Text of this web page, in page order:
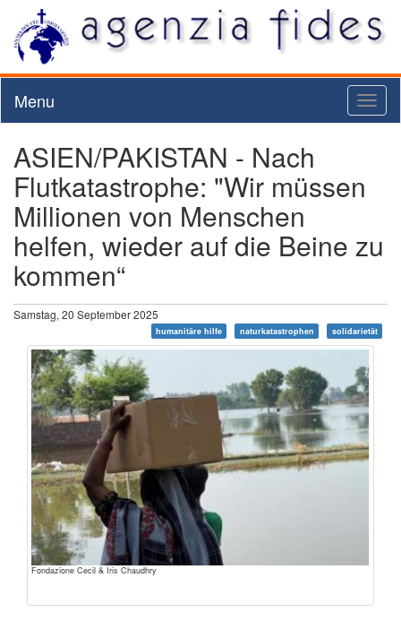
Menu
ASIEN/PAKISTAN - Nach
Flutkatastrophe: "Wir müssen
Millionen von Menschen
helfen, wieder auf die Beine zu
kommen“
Samstag, 20 September 2025
humanitäre hilfe naturkatastrophen solidarietät
Fondazione Cecil & Iris Chaudhry